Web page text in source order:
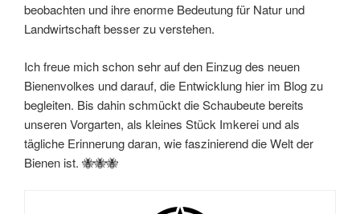
beobachten und ihre enorme Bedeutung für Natur und
Landwirtschaft besser zu verstehen.
Ich freue mich schon sehr auf den Einzug des neuen
Bienenvolkes und darauf, die Entwicklung hier im Blog zu
begleiten. Bis dahin schmückt die Schaubeute bereits
unseren Vorgarten, als kleines Stück Imkerei und als
tägliche Erinnerung daran, wie faszinierend die Welt der
Bienen ist. 🐝🐝🐝